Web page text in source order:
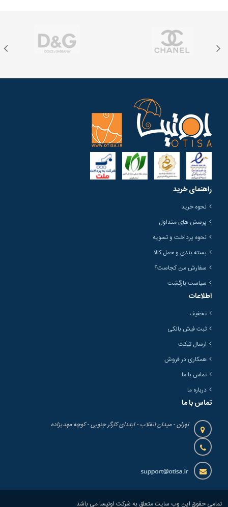
راهنمای خرید
نحوه خرید
پرسش های متداول
نحوه پرداخت و تسویه
بسته بندی و حمل کالا
سفارش من کجاست؟
سیاست بازگشت
اطلاعات
تخفیف
ثبت فیش بانکی
ارسال تیکت
همکاری در فروش
تماس با ما
درباره ما
تماس با ما
تهران - میدان انقلاب - ابتدای کارگر جنوبی - کوچه مهدیزاده
تمامی حقوق این وب سایت متعلق به شرکت اوتیسا می باشد